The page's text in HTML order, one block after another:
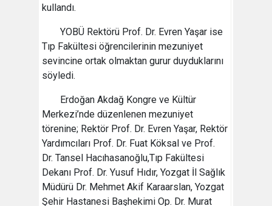
kullandı.
YOBÜ Rektörü Prof. Dr. Evren Yaşar ise
Tıp Fakültesi öğrencilerinin mezuniyet
sevincine ortak olmaktan gurur duyduklarını
söyledi.
Erdoğan Akdağ Kongre ve Kültür
Merkezi’nde düzenlenen mezuniyet
törenine; Rektör Prof. Dr. Evren Yaşar, Rektör
Yardımcıları Prof. Dr. Fuat Köksal ve Prof.
Dr. Tansel Hacıhasanoğlu,Tıp Fakültesi
Dekanı Prof. Dr. Yusuf Hıdır, Yozgat İl Sağlık
Müdürü Dr. Mehmet Akif Karaarslan, Yozgat
Şehir Hastanesi Başhekimi Op. Dr. Murat